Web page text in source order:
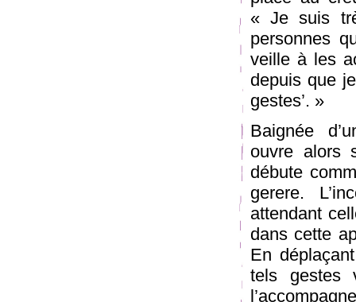
« Je suis
personnes
veille à les
depuis que
gestes’. »
Baignée
ouvre alors
débute
gerere.
attendant
dans cette
En
tels gestes